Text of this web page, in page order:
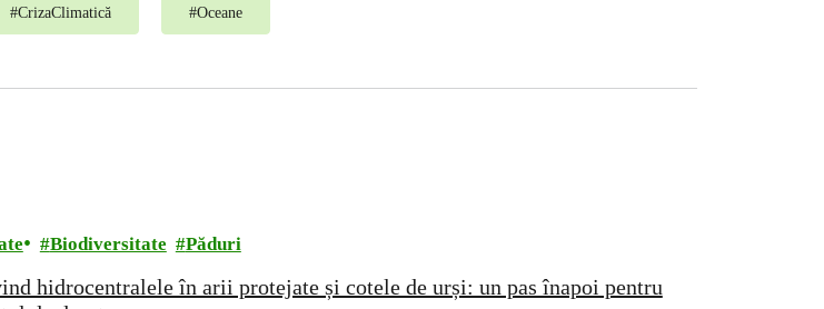
#CrizaClimatică #Oceane
Biodiversitate Păduri
hidrocentralele în arii protejate și cotele de urși: un pas înapoi pentru